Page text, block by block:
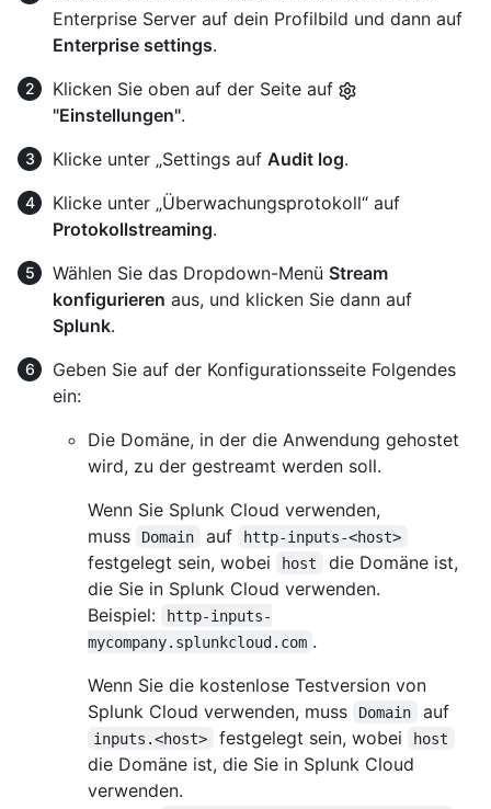
Enterprise Server auf dein Profilbild und dann auf
Enterprise settings.
Klicken Sie oben auf der Seite auf
"Einstellungen".
Klicke unter „Settings auf Audit log.
Klicke unter „Überwachungsprotokoll“ auf
Protokollstreaming.
Wählen Sie das Dropdown-Menü Stream
konfigurieren aus, und klicken Sie dann auf
Splunk.
Geben Sie auf der Konfigurationsseite Folgendes
ein:
Die Domäne, in der die Anwendung gehostet
wird, zu der gestreamt werden soll.
Wenn Sie Splunk Cloud verwenden,
muss
Domain auf http-inputs-<host>
festgelegt sein, wobei host
die Domäne ist,
die Sie in Splunk Cloud verwenden.
Beispiel:
http-inputs-
mycompany.splunkcloud.com .
Wenn Sie die kostenlose Testversion von
Splunk Cloud verwenden, muss
Domain auf
inputs.<host> festgelegt sein, wobei host
die Domäne ist, die Sie in Splunk Cloud
verwenden.